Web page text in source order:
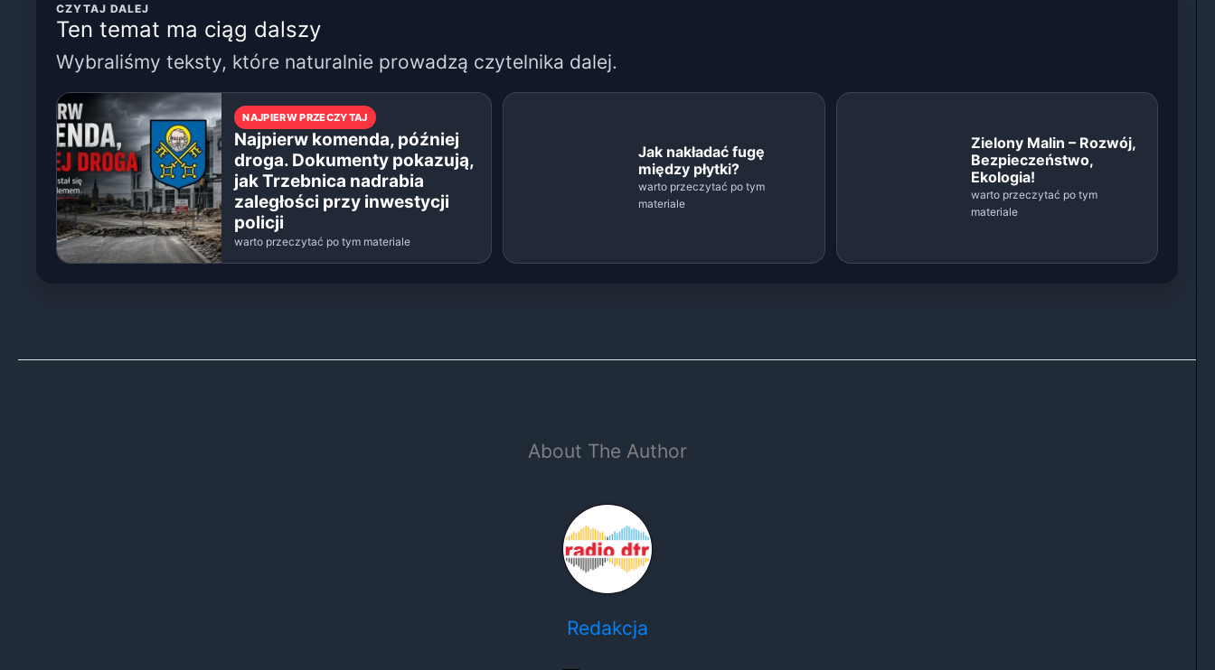
CZYTAJ DALEJ
Ten temat ma ciąg dalszy
Wybraliśmy teksty, które naturalnie prowadzą czytelnika dalej.
NAJPIERW PRZECZYTAJ
Najpierw komenda, później
droga. Dokumenty pokazują,
jak Trzebnica nadrabia
zaległości przy inwestycji
policji
warto przeczytać po tym materiale
Jak nakładać fugę
między płytki?
warto przeczytać po tym
materiale
Zielony Malin – Rozwój,
Bezpieczeństwo,
Ekologia!
warto przeczytać po tym
materiale
About The Author
Redakcja